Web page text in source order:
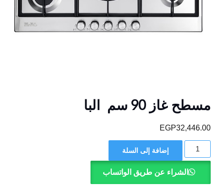
مسطح غاز 90 سم البا
EGP32,446.00
كمية
مسطح
غاز
إضافة إلى السلة
الشراء عن طريق الواتساب